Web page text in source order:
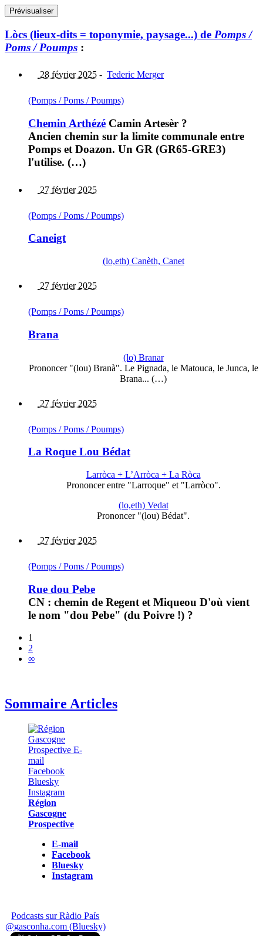
Lòcs (lieux-dits = toponymie, paysage...) de Pomps /
Poms / Poumps :
28 février 2025 - Tederic Merger
(Pomps / Poms / Poumps)
Chemin Arthézé Camin Artesèr ?
Ancien chemin sur la limite communale entre
Pomps et Doazon. Un GR (GR65-GRE3)
l'utilise. (…)
27 février 2025
(Pomps / Poms / Poumps)
Caneigt
(lo,eth) Canèth, Canet
27 février 2025
(Pomps / Poms / Poumps)
Brana
(lo) Branar
Prononcer "(lou) Branà". Le Pignada, le Matouca, le Junca, le
Brana... (…)
27 février 2025
(Pomps / Poms / Poumps)
La Roque Lou Bédat
Larròca + L’Arròca + La Ròca
Prononcer entre "Larroque" et "Larròco".
(lo,eth) Vedat
Prononcer "(lou) Bédat".
27 février 2025
(Pomps / Poms / Poumps)
Rue dou Pebe
CN : chemin de Regent et Miqueou D'où vient
le nom "dou Pebe" (du Poivre !) ?
1
2
∞
Sommaire Articles
Région
Gascogne
Prospective
E-mail
Facebook
Bluesky
Instagram
Podcasts sur Ràdio País
@gasconha.com (Bluesky)